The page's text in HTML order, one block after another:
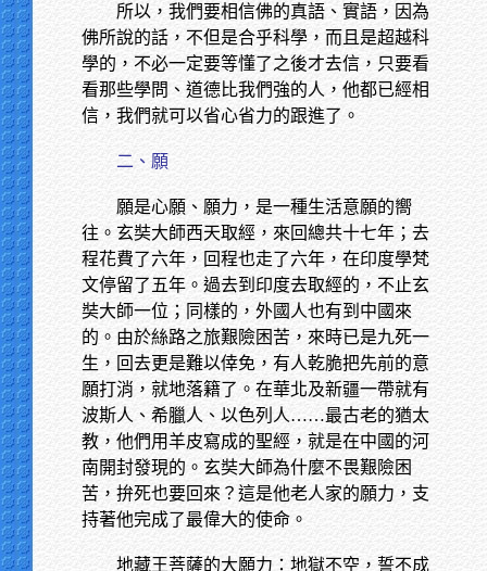
所以，我們要相信佛的真語、實語，因為
佛所說的話，不但是合乎科學，而且是超越科
學的，不必一定要等懂了之後才去信，只要看
看那些學問、道德比我們強的人，他都已經相
信，我們就可以省心省力的跟進了。
二、願
願是心願、願力，是一種生活意願的嚮
往。玄奘大師西天取經，來回總共十七年；去
程花費了六年，回程也走了六年，在印度學梵
文停留了五年。過去到印度去取經的，不止玄
奘大師一位；同樣的，外國人也有到中國來
的。由於絲路之旅艱險困苦，來時已是九死一
生，回去更是難以倖免，有人乾脆把先前的意
願打消，就地落籍了。在華北及新疆一帶就有
波斯人、希臘人、以色列人……最古老的猶太
教，他們用羊皮寫成的聖經，就是在中國的河
南開封發現的。玄奘大師為什麼不畏艱險困
苦，拚死也要回來？這是他老人家的願力，支
持著他完成了最偉大的使命。
地藏王菩薩的大願力：地獄不空，誓不成